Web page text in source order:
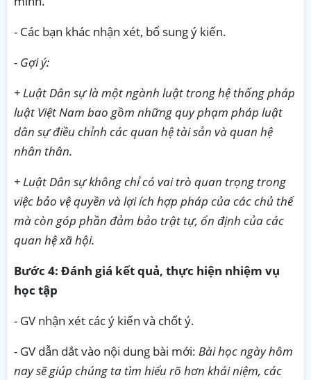
- Các bạn khác nhận xét, bổ sung ý kiến.
- Gợi ý:
+ Luật Dân sự là một ngành luật trong hệ thống pháp
luật Việt Nam bao gồm những quy phạm pháp luật
dân sự điều chỉnh các quan hệ tài sản và quan hệ
nhân thân.
+ Luật Dân sự không chỉ có vai trò quan trọng trong
việc bảo vệ quyền và lợi ích hợp pháp của các chủ thể
mà còn góp phần đảm bảo trật tự, ổn định của các
quan hệ xã hội.
Bước 4: Đánh giá kết quả, thực hiện nhiệm vụ
học tập
- GV nhận xét các ý kiến và chốt ý.
- GV dẫn dắt vào nội dung bài mới: Bài học ngày hôm
nay sẽ giúp chúng ta tìm hiểu rõ hơn khái niệm, các